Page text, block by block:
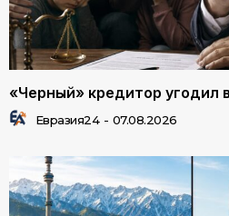
«Черный» кредитор угодил
Евразия24 - 07.08.2026